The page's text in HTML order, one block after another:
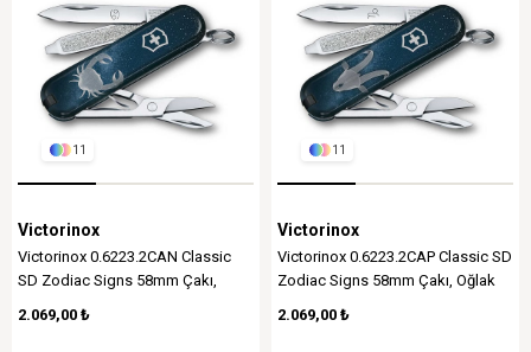
11
Victorinox
Victorinox 0.6223.2CAN Classic
SD Zodiac Signs 58mm Çakı,
Yengeç Burcu
2.069,00 ₺
11
Victorinox
Victorinox 0.6223.2CAP Classic SD
Zodiac Signs 58mm Çakı, Oğlak
2.069,00 ₺